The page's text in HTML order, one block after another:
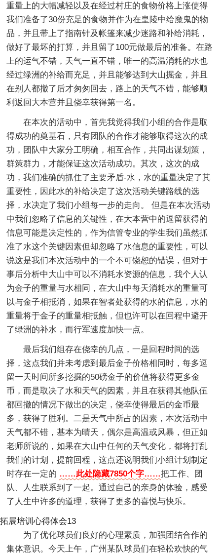
重量上的大幅减轻以及在经过村庄的食物价格上涨使得
我们准备了30份充足的食物并作为在皇陵中给魔鬼的物
品，并且带上了指南针及帐篷来减少迷路和补给消耗，
做好了最坏的打算，并且留了100元做最后的准备。在路
上的运气不错，天气一直不错，唯一的高温消耗的水也
经过绿洲的补给而充足，并且能够达到大山掘金，并且
在别人都撤了后才匆匆回去，路上的天气不错，能够顺
利返回大本营并且侥幸获得第一名。
在本次的活动中，首先我觉得我们小组的合作是取
得成功的奠基石，只有团队的合作才能够取得这次的成
功，团队中大家分工明确，相互合作，共同出谋划策，
群策群力，才能保证这次活动成功。其次，这次的成
功，我们准确的抓住了主要矛盾-水，水的重量决定了其
重要性，因此水的补给决定了这次活动关键路线的选
择，水决定了我们小组每一步的走向。 但是在本次活动
中我们忽略了信息的关键性，在大本营中的逗留获得的
信息可能是决定性的，作为信管专业的学生我们虽然抓
准了水这个关键因素但却忽略了水信息的重要性，可以
说这是我们本次活动中的一个不可饶恕的错误，但对于
事后分析中大山中可以不消耗水资源的信息，我个人认
为金子的重量与水相同，在大山中每天消耗水的重量可
以与金子相抵消，如果在智者处获得的水的信息，水的
重量将于金子的重量相抵触，但也许可以在回程中避开
了绿洲的补水，而行军速度加快一点。
最后我们组存在侥幸的几点，一是回程时间的选
择，这点我们并未考虑到最后金子价格相同时，每多逗
留一天时间所多挖掘的50磅金子的价值将获得更多金
币，而是取决了水和天气的因素，并且在获得其他队伍
都回撤的情况下做出的决定，侥幸使得最后的金币最
多，获得了胜利。二是天气中所占的因素，本次活动中
天气都不错，基本为晴天，偶尔是高温或风暴，但正如
老师所说的，如果在大山中任何的天气变化，都将打乱
我们的计划，提前回程，这点还说明我们小组计划制定
时存在一定的 ……此处隐藏7850个字……把工作、团
队、人生联系到了一起。通过自己的亲身的体验，感受
了人生中许多的道理，获得了更多的喜悦与快乐。
拓展培训心得体会13
为了优化球员们良好的心理素质，加强团结合作的
集体意识。今天上午，广州某队球员们在轻松欢快的气